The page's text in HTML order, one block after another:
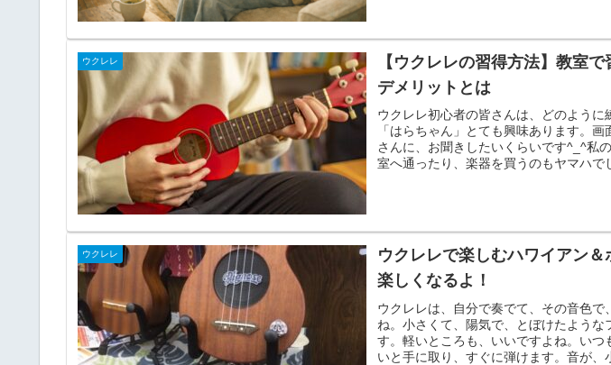
ウクレレ
【ウクレレの習得方法】教室
デメリットとは
ウクレレ初心者の皆さんは、どのように
「はらちゃん」とても興味あります。
さんに、お聞きしたいくらいです^_^私
室へ通ったり、楽器を買うのもヤマハで
ウクレレ
ウクレレで楽しむハワイアン
楽しくなるよ！
ウクレレは、自分で奏でて、その音色で
ね。小さくて、陽気で、とぼけたような
す。軽いところも、いいですよね。いつ
いと手に取り、すぐに弾けます。音が、